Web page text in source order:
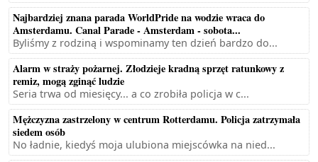
Najbardziej znana parada WorldPride na wodzie wraca do
Amsterdamu. Canal Parade - Amsterdam - sobota...
Byliśmy z rodziną i wspominamy ten dzień bardzo do...
Alarm w straży pożarnej. Złodzieje kradną sprzęt ratunkowy z
remiz, mogą zginąć ludzie
Seria trwa od miesięcy... a co zrobiła policja w c...
Mężczyzna zastrzelony w centrum Rotterdamu. Policja zatrzymała
siedem osób
No ładnie, kiedyś moja ulubiona miejscówka na nied...